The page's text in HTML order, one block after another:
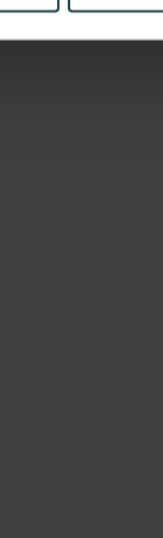
deiner Kunden